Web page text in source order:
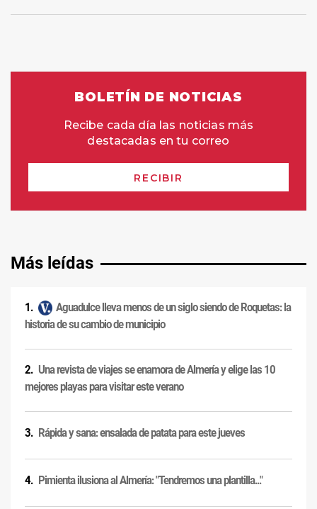
Más leídas
Aguadulce lleva menos de un siglo siendo de Roquetas: la
historia de su cambio de municipio
Una revista de viajes se enamora de Almería y elige las 10
mejores playas para visitar este verano
Rápida y sana: ensalada de patata para este jueves
Pimienta ilusiona al Almería: "Tendremos una plantilla..."